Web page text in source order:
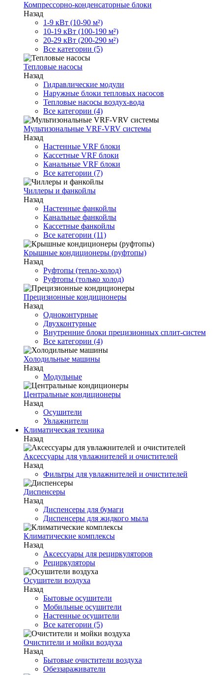
Компрессорно-конденсаторные блоки
Назад
1-9 кВт (10-90 м²)
10-19 кВт (100-190 м²)
20-29 кВт (200-290 м²)
Все категории (5)
Тепловые насосы
Назад
Гидравлические модули
Наружные блоки тепловых насосов
Тепловые насосы воздух-вода
Все категории (4)
Мультизональные VRF-VRV системы
Назад
Настенные VRF блоки
Кассетные VRF блоки
Канальные VRF блоки
Все категории (7)
Чиллеры и фанкойлы
Назад
Настенные фанкойлы
Канальные фанкойлы
Кассетные фанкойлы
Все категории (11)
Крышные кондиционеры (руфтопы)
Назад
Руфтопы (тепло-холод)
Руфтопы (только холод)
Прецизионные кондиционеры
Назад
Одноконтурные
Двухконтурные
Внутренние блоки прецизионных сплит-систем
Все категории (4)
Холодильные машины
Назад
Модульные
Центральные кондиционеры
Назад
Осушители
Увлажнители
Климатическая техника
Назад
Аксессуары для увлажнителей и очистителей
Назад
Фильтры для увлажнителей и очистителей
Диспенсеры
Назад
Диспенсеры для бумаги
Диспенсеры для жидкого мыла
Климатические комплексы
Назад
Аксессуары для рециркуляторов
Рециркуляторы
Осушители воздуха
Назад
Бытовые осушители
Мобильные осушители
Настенные осушители
Все категории (5)
Очистители и мойки воздуха
Назад
Бытовые очистители воздуха
Обеззараживатели